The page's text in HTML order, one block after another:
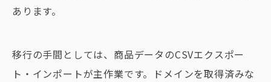
あります。
移行の手間としては、商品データのCSVエクスポー
ト・インポートが主作業です。ドメインを取得済みな